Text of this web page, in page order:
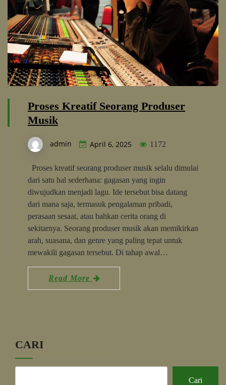
Proses Kreatif Seorang Produser
Musik
admin April 6, 2025 1172
Proses kreatif seorang produser musik selalu dimulai
dari satu hal sederhana: gagasan yang ingin
diwujudkan menjadi lagu. Ide tersebut bisa datang
dari mana saja, termasuk pengalaman pribadi,
perasaan sesaat, atau bahkan cerita orang di
sekitarnya. Seorang produser musik akan memikirkan
arah, suasana, dan genre yang paling tepat untuk
mewakili gagasan tersebut. Di tahap awal…
Read More
CARI
Cari